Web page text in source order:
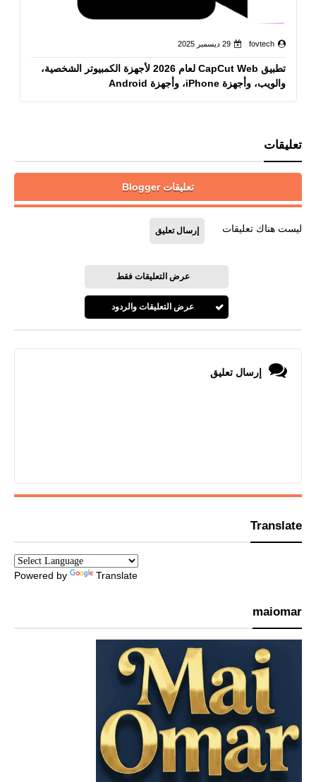
fovtech 29 ديسمبر 2025
تطبيق CapCut Web لعام 2026 لأجهزة الكمبيوتر الشخصية،
والويب، وأجهزة iPhone، وأجهزة Android
تعليقات
تعليقات Blogger
ليست هناك تعليقات إرسال تعليق
عرض التعليقات فقط
عرض التعليقات والردود
إرسال تعليق
Translate
Powered by Translate
maiomar